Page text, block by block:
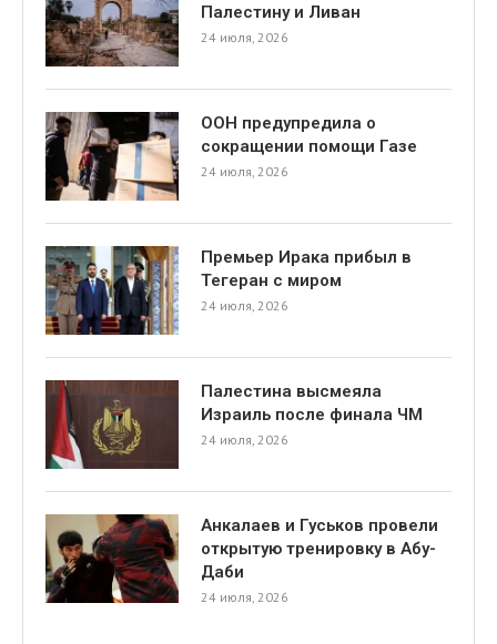
Палестину и Ливан
24 июля, 2026
ООН предупредила о
сокращении помощи Газе
24 июля, 2026
Премьер Ирака прибыл в
Тегеран с миром
24 июля, 2026
Палестина высмеяла
Израиль после финала ЧМ
24 июля, 2026
Анкалаев и Гуськов провели
открытую тренировку в Абу-
Даби
24 июля, 2026